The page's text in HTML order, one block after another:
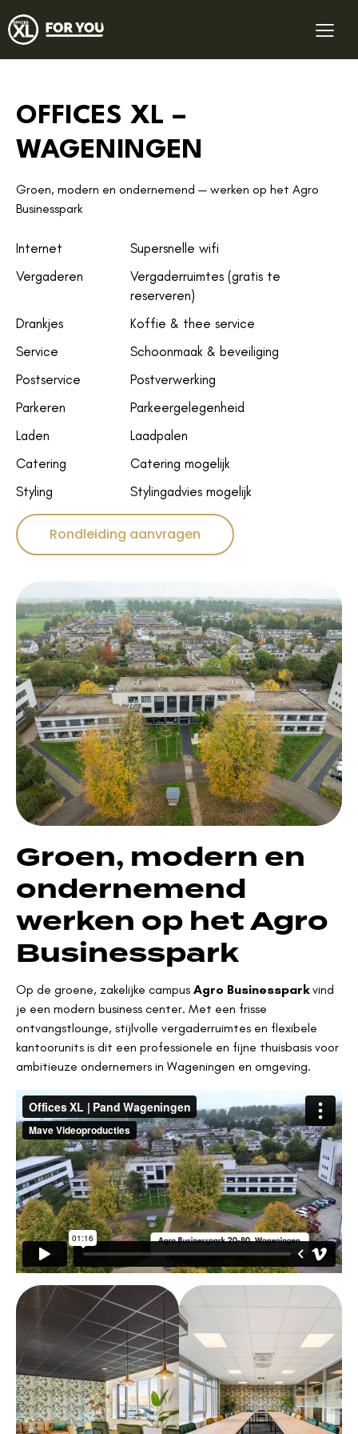
OFFICES XL –
WAGENINGEN
Groen, modern en ondernemend — werken op het Agro
Businesspark
Internet
Supersnelle wifi
Vergaderen
Vergaderruimtes (gratis te
reserveren)
Drankjes
Koffie & thee service
Service
Schoonmaak & beveiliging
Postservice
Postverwerking
Parkeren
Parkeergelegenheid
Laden
Laadpalen
Catering
Catering mogelijk
Styling
Stylingadvies mogelijk
Rondleiding aanvragen
Groen, modern en
ondernemend
werken op het Agro
Businesspark
Op de groene, zakelijke campus Agro Businessparkvind
je een modern business center. Met een frisse
ontvangstlounge, stijlvolle vergaderruimtes en flexibele
kantoorunits is dit een professionele en fijne thuisbasis voor
ambitieuze ondernemers in Wageningen en omgeving.